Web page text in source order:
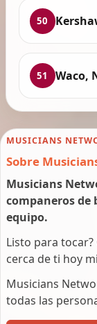
50
51 Waco,
MUSICIANS
Sobre
Musicians
companeros de
equipo.
Listo para
cerca de ti hoy
Musicians
todas las